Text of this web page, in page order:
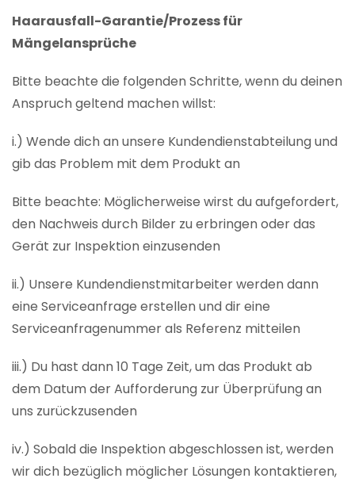
Haarausfall-Garantie/Prozess für
Mängelansprüche
Bitte beachte die folgenden Schritte, wenn du deinen
Anspruch geltend machen willst:
i.) Wende dich an unsere Kundendienstabteilung und
gib das Problem mit dem Produkt an
Bitte beachte: Möglicherweise wirst du aufgefordert,
den Nachweis durch Bilder zu erbringen oder das
Gerät zur Inspektion einzusenden
ii.) Unsere Kundendienstmitarbeiter werden dann
eine Serviceanfrage erstellen und dir eine
Serviceanfragenummer als Referenz mitteilen
iii.) Du hast dann 10 Tage Zeit, um das Produkt ab
dem Datum der Aufforderung zur Überprüfung an
uns zurückzusenden
iv.) Sobald die Inspektion abgeschlossen ist, werden
wir dich bezüglich möglicher Lösungen kontaktieren,